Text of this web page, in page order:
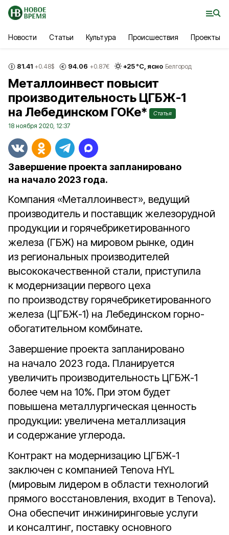
Новости Статьи Культура Происшествия Проекты
81.41 +0.48$ 94.06 +0.87€ +25°С, ясно Белгород
Металлоинвест повысит
производительность ЦГБЖ-1
на Лебединском ГОКе*
Статья
18 ноября 2020, 12:37
Завершение проекта запланировано
на начало 2023 года.
Компания «Металлоинвест», ведущий
производитель и поставщик железорудной
продукции и горячебрикетированного
железа (ГБЖ) на мировом рынке, один
из региональных производителей
высококачественной стали, приступила
к модернизации первого цеха
по производству горячебрикетированного
железа (ЦГБЖ-1) на Лебединском горно-
обогатительном комбинате.
Завершение проекта запланировано
на начало 2023 года. Планируется
увеличить производительность ЦГБЖ-1
более чем на 10%. При этом будет
повышена металлургическая ценность
продукции: увеличена металлизация
и содержание углерода.
Контракт на модернизацию ЦГБЖ-1
заключен с компанией Tenova HYL
(мировым лидером в области технологий
прямого восстановления, входит в Tenova).
Она обеспечит инжиниринговые услуги
и консалтинг, поставку основного